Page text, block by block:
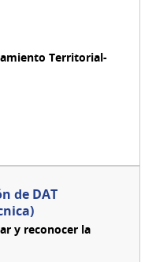
Territorial-
de DAT
y reconocer la